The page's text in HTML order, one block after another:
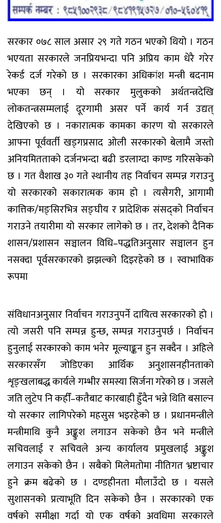
सरकार ०७८ साल असार २९ गते गठन भएको थियो । गठन
भएयता सरकारले जनप्रियभन्दा पनि अप्रिय काम धेरै गरेर
रेकर्ड दर्ज गरेको छ । सरकारका अधिकांश मन्त्री बदनाम
भएका छन् । यो सरकार मुलुकको अर्थतन्त्रदेखि
लोकतन्त्रसम्मलाई दूरगामी असर पर्ने कार्य गर्न उद्यत्
देखिएको छ । नकारात्मक कामका कारण यो सरकारले
आफ्ना पूर्ववर्ती खड्गप्रसाद ओली सरकारको बेलामै जस्तो
अनियमितताको दर्जनभन्दा बढी डरलाग्दा काण्ड गरिसकेको
छ । गत वैशाख ३० गते स्थानीय तह निर्वाचन सम्पन्न गराउनु
यो सरकारको सकारात्मक काम हो । त्यसैगरी, आगामी
कात्तिक/मङ्सिरभित्र सङ्घीय र प्रादेशिक संसद्को निर्वाचन
गराउने तयारीमा यो सरकार लागेको छ । तर, देशको दैनिक
शासन/प्रशासन सञ्चालन विधि–पद्धतिअनुसार सञ्चालन हुन
नसक्दा पूर्वसरकारको झझल्को दिइरहेको छ । स्वाभाविक
रूपमा
संविधानअनुसार निर्वाचन गराउनुपर्ने दायित्व सरकारको हो ।
त्यो जसरी पनि सम्पन्न हुन्छ, सम्पन्न गराउनुपर्छ । निर्वाचन
हुनुलाई सरकारको काम भनेर मूल्याङ्कन हुन सक्दैन । अहिले
सरकारसँग जोडिएका आर्थिक अनुशासनहीनताको
शृङ्खलाबद्ध कार्यले गम्भीर समस्या सिर्जना गरेको छ । जसले
जति लुटेप नि कहीँ–कतैबाट कारबाही हुँदैन भन्ने थिति बसाल्न
यो सरकार लागिपरेको महसुस भइरहेको छ । प्रधानमन्त्रीले
मन्त्रीमाथि कुनै अङ्कुश लगाउन सकेको छैन भने मन्त्रीले
सचिवलाई र सचिवले अन्य कार्यालय प्रमुखलाई अङ्कुश
लगाउन सकेको छैन । सबैको मिलेमतोमा नीतिगत भ्रष्टाचार
हुने क्रम बढेको छ । दण्डहीनता मौलाउँदो छ । यसले
सुशासनको प्रत्याभूति दिन सकेको छैन । सरकारको एक
वर्षको समीक्षा गर्दा यो एक वर्षको अवधिमा सरकारले